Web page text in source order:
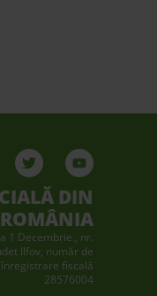
DIN
ROMÂNIA
1 Decembrie., nr.
Ilfov, număr de
înregistrare fiscală
28576004